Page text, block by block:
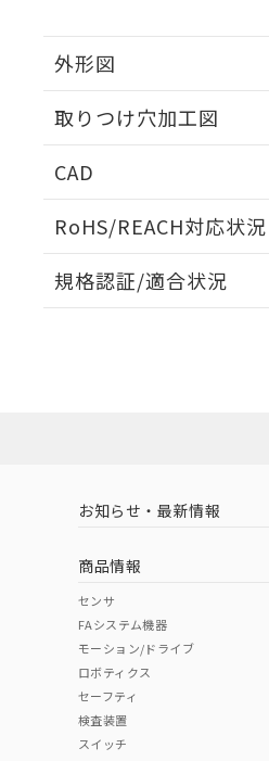
外形図
取りつけ穴加工図
CAD
RoHS/REACH対応状況
EU RoHS 注意事項・凡例
中国 RoHS 注意事項・凡例
中国 RoHS表
Pb Hg
規格認証/適合状況
お知らせ・最新情報
商品情報
センサ
FAシステム機器
モーション/ドライブ
ロボティクス
セーフティ
検査装置
スイッチ